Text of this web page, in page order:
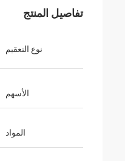
تفاصيل المنتج
نوع التعقيم
الأسهم
المواد